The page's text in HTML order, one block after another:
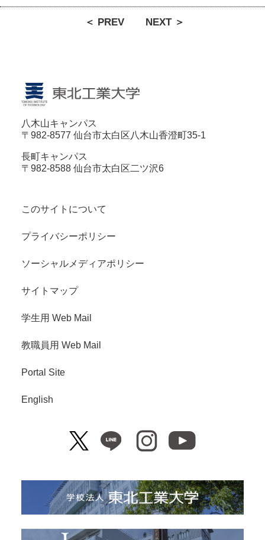
＜ PREV NEXT ＞
八木山キャンパス
〒982-8577 仙台市太白区八木山香澄町35-1
長町キャンパス
〒982-8588 仙台市太白区二ツ沢6
このサイトについて
プライバシーポリシー
ソーシャルメディアポリシー
サイトマップ
学生用 Web Mail
教職員用 Web Mail
Portal Site
English